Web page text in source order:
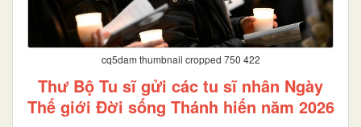
cq5dam thumbnail cropped 750 422
Thư Bộ Tu sĩ gửi các tu sĩ nhân Ngày
Thế giới Đời sống Thánh hiến năm 2026